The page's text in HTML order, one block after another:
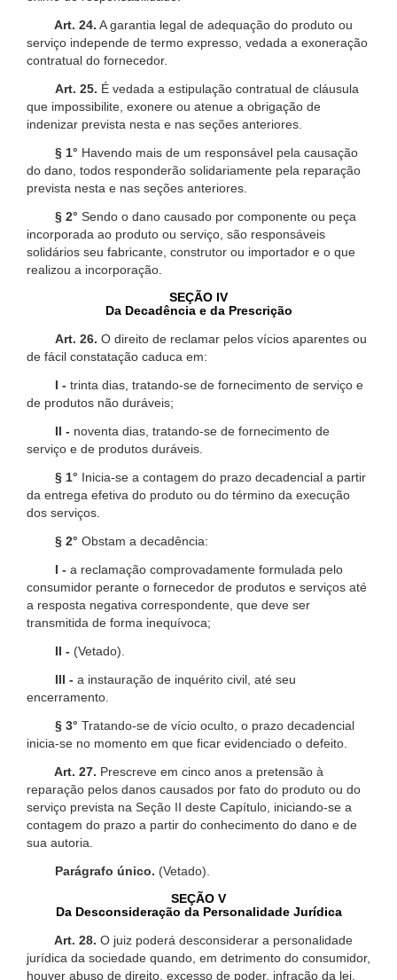
Art. 24. A garantia legal de adequação do produto ou
serviço independe de termo expresso, vedada a exoneração
contratual do fornecedor.
Art. 25. É vedada a estipulação contratual de cláusula
que impossibilite, exonere ou atenue a obrigação de
indenizar prevista nesta e nas seções anteriores.
§ 1° Havendo mais de um responsável pela causação
do dano, todos responderão solidariamente pela reparação
prevista nesta e nas seções anteriores.
§ 2° Sendo o dano causado por componente ou peça
incorporada ao produto ou serviço, são responsáveis
solidários seu fabricante, construtor ou importador e o que
realizou a incorporação.
SEÇÃO IV
Da Decadência e da Prescrição
Art. 26. O direito de reclamar pelos vícios aparentes ou
de fácil constatação caduca em:
I - trinta dias, tratando-se de fornecimento de serviço e
de produtos não duráveis;
II - noventa dias, tratando-se de fornecimento de
serviço e de produtos duráveis.
§ 1° Inicia-se a contagem do prazo decadencial a partir
da entrega efetiva do produto ou do término da execução
dos serviços.
§ 2° Obstam a decadência:
I - a reclamação comprovadamente formulada pelo
consumidor perante o fornecedor de produtos e serviços até
a resposta negativa correspondente, que deve ser
transmitida de forma inequívoca;
II - (Vetado).
III - a instauração de inquérito civil, até seu
encerramento.
§ 3° Tratando-se de vício oculto, o prazo decadencial
inicia-se no momento em que ficar evidenciado o defeito.
Art. 27. Prescreve em cinco anos a pretensão à
reparação pelos danos causados por fato do produto ou do
serviço prevista na Seção II deste Capítulo, iniciando-se a
contagem do prazo a partir do conhecimento do dano e de
sua autoria.
Parágrafo único. (Vetado).
SEÇÃO V
Da Desconsideração da Personalidade Jurídica
Art. 28. O juiz poderá desconsiderar a personalidade
jurídica da sociedade quando, em detrimento do consumidor,
houver abuso de direito, excesso de poder, infração da lei,